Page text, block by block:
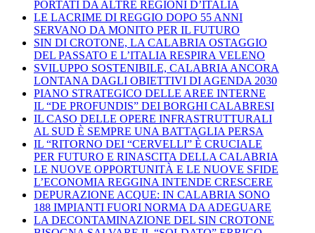
PORTATI DA ALTRE REGIONI D’ITALIA
LE LACRIME DI REGGIO DOPO 55 ANNI
SERVANO DA MONITO PER IL FUTURO
SIN DI CROTONE, LA CALABRIA OSTAGGIO
DEL PASSATO E L’ITALIA RESPIRA VELENO
SVILUPPO SOSTENIBILE, CALABRIA ANCORA
LONTANA DAGLI OBIETTIVI DI AGENDA 2030
PIANO STRATEGICO DELLE AREE INTERNE
IL “DE PROFUNDIS” DEI BORGHI CALABRESI
IL CASO DELLE OPERE INFRASTRUTTURALI
AL SUD È SEMPRE UNA BATTAGLIA PERSA
IL “RITORNO DEI “CERVELLI” È CRUCIALE
PER FUTURO E RINASCITA DELLA CALABRIA
LE NUOVE OPPORTUNITÀ E LE NUOVE SFIDE
L’ECONOMIA REGGINA INTENDE CRESCERE
DEPURAZIONE ACQUE: IN CALABRIA SONO
188 IMPIANTI FUORI NORMA DA ADEGUARE
LA DECONTAMINAZIONE DEL SIN CROTONE